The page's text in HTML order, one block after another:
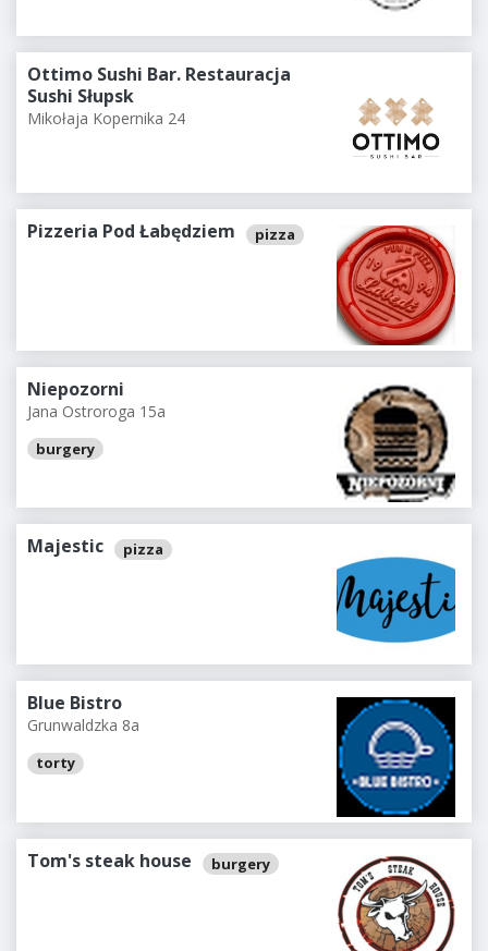
Ottimo Sushi Bar. Restauracja
Sushi Słupsk
Mikołaja Kopernika 24
Pizzeria Pod Łabędziem pizza
Niepozorni
Jana Ostroroga 15a
burgery
Majestic pizza
Blue Bistro
Grunwaldzka 8a
torty
Tom's steak house burgery